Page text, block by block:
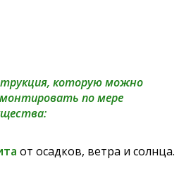
которую можно
по мере
от осадков, ветра и солнца.